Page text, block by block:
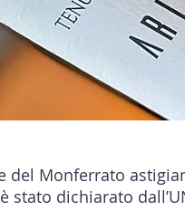
del Monferrato
dichiarato